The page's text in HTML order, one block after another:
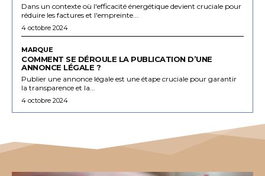
Dans un contexte où l'efficacité énergétique devient cruciale pour
réduire les factures et l'empreinte...
4 octobre 2024
MARQUE
COMMENT SE DÉROULE LA PUBLICATION D’UNE
ANNONCE LÉGALE ?
Publier une annonce légale est une étape cruciale pour garantir
la transparence et la...
4 octobre 2024